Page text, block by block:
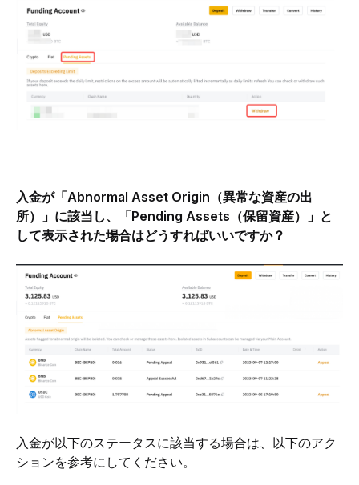
入金が「Abnormal Asset Origin（異常な資産の出
所）」に該当し、「Pending Assets（保留資産）」と
して表示された場合はどうすればいいですか？
入金が以下のステータスに該当する場合は、以下のアク
ションを参考にしてください。